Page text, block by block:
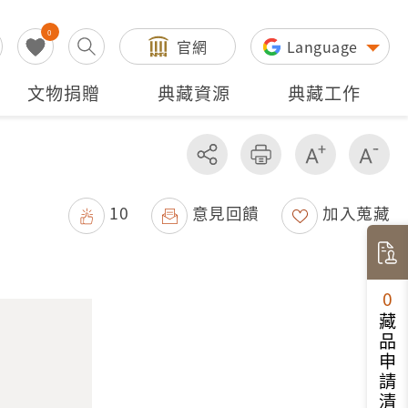
0
官網 Language
文物捐贈 典藏資源 典藏工作
分享 友善列印 增加字級
10 意見回饋 加入蒐藏
0
藏品申請清單